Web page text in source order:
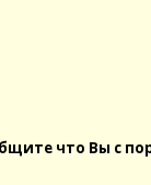
что Вы с